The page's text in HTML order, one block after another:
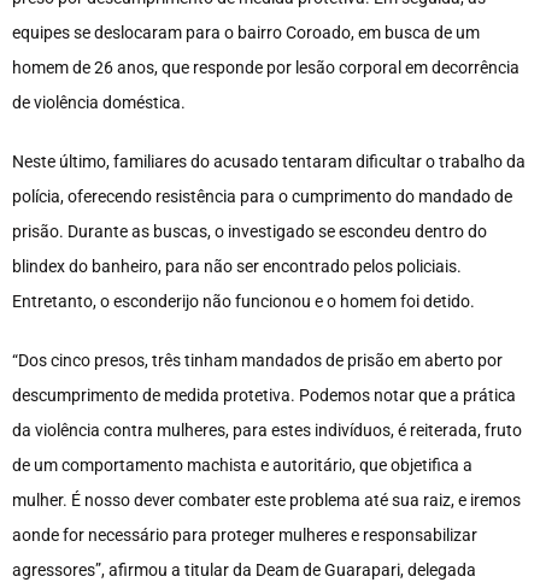
equipes se deslocaram para o bairro Coroado, em busca de um
homem de 26 anos, que responde por lesão corporal em decorrência
de violência doméstica.
Neste último, familiares do acusado tentaram dificultar o trabalho da
polícia, oferecendo resistência para o cumprimento do mandado de
prisão. Durante as buscas, o investigado se escondeu dentro do
blindex do banheiro, para não ser encontrado pelos policiais.
Entretanto, o esconderijo não funcionou e o homem foi detido.
“Dos cinco presos, três tinham mandados de prisão em aberto por
descumprimento de medida protetiva. Podemos notar que a prática
da violência contra mulheres, para estes indivíduos, é reiterada, fruto
de um comportamento machista e autoritário, que objetifica a
mulher. É nosso dever combater este problema até sua raiz, e iremos
aonde for necessário para proteger mulheres e responsabilizar
agressores”, afirmou a titular da Deam de Guarapari, delegada